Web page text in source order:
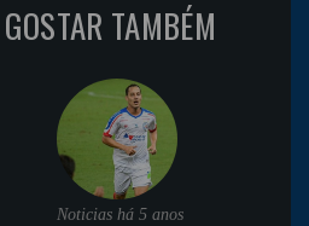
TAMBÉM
Noticias há 5 anos